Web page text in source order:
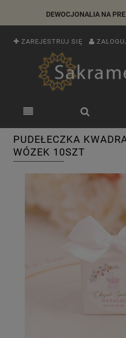
DEWOCJONALIA NA
ZAREJESTRUJ SIĘ
PUDEŁECZKA
WÓZEK 10SZT